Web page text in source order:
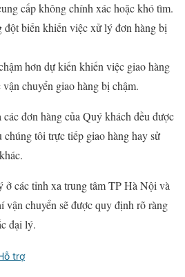
cấp không chính xác hoặc khó tìm.
đột biến khiến việc xử lý đơn hàng bị
hơn dự kiến khiến việc giao hàng
chuyển giao hàng bị chậm.
đơn hàng của Quý khách đều được
tôi trực tiếp giao hàng hay sử
ở các tỉnh xa trung tâm TP Hà Nội và
chuyển sẽ được quy định rõ ràng
đại lý.
trợ